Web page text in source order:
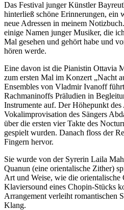
Das Festival junger Künstler
hinterließ schöne Erinnerungen, ein
neue Adressen in meinem
einige Namen junger Musiker, die
Mal gesehen und gehört habe und
hören werde.
Eine davon ist die Pianistin Ottavia
zum ersten Mal im Konzert „Nacht
Ensembles von Vladmir Ivanoff
Rachmaninoffs Präludien in
Instrumente auf. Der Höhepunkt des
Vokalimprovisation des Sängers
über die ersten vier Takte des
gespielt wurden. Danach floss der
Fingern hervor.
Sie wurde von der Syrerin Laila
Quanun (eine orientalische Zither)
Art und Weise, wie die orientalische
Klaviersound eines Chopin-Stücks
Arrangement verleiht romantischen
Klang.